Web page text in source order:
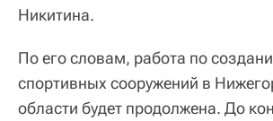
Никитина.
По его словам, работа по
спортивных сооружений в
области будет продолжена. До